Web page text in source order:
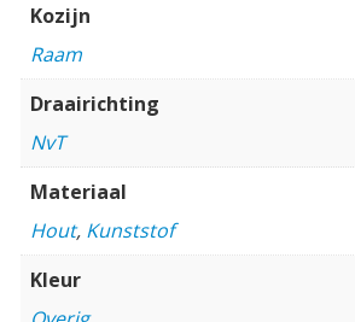
Kozijn
Raam
Draairichting
NvT
Materiaal
Hout, Kunststof
Kleur